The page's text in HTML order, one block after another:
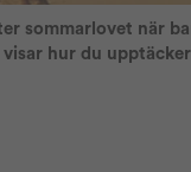
sommarlovet när
hur du